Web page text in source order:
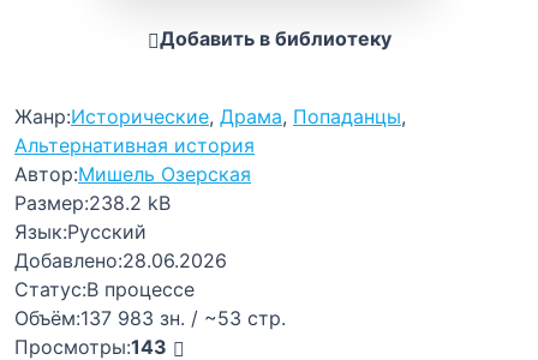
Добавить в библиотеку
Жанр:Исторические, Драма, Попаданцы,
Альтернативная история
Автор:Мишель Озерская
Размер:238.2 kB
Язык:Русский
Добавлено:28.06.2026
Статус:В процессе
Объём:137 983 зн. / ~53 стр.
Просмотры:143